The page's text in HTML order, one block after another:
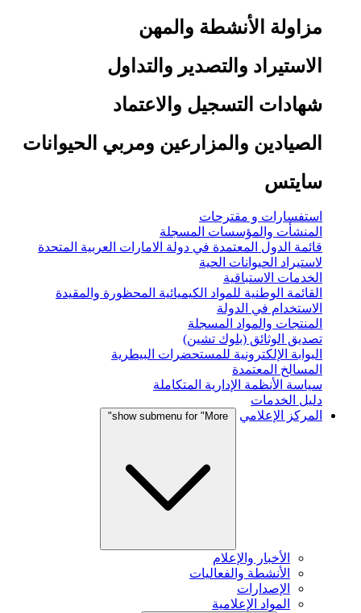
مزاولة الأنشطة والمهن
الاستيراد والتصدير والتداول
شهادات التسجيل والاعتماد
الصيادين والمزارعين ومربي الحيوانات
سايتس
استفسارات و مقترحات
المنشأت والمؤسسات المسجلة
قائمة الدول المعتمدة في دولة الامارات العربية المتحدة
لاستيراد الحيوانات الحية
الخدمات الاستباقية
القائمة الوطنية للمواد الكيميائية المحظورة والمقيدة
الاستخدام في الدولة
المنتجات والمواد المسجلة
تصديق الوثائق (بلوك تشين)
البوابة الإلكترونية للمستحضرات البيطرية
المسالخ المعتمدة
سياسة الأنظمة الإدارية المتكاملة
دليل الخدمات
المركز الإعلامي
show submenu for "More"
الأخبار والإعلام
الأنشطة والفعاليات
الإصدارات
المواد الإعلامية